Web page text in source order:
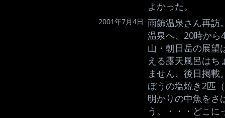
よかった。
2001年7月4日 雨飾温泉さん再訪
温泉へ、20時から
山・朝日岳の展望
える露天風呂はち
ません、後日掲載
ぼうの塩焼き2匹
明かりの中魚をさ
う。・・・どこ